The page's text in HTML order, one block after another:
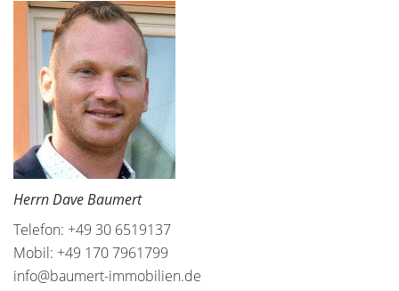
Herrn Dave Baumert
Telefon: +49 30 6519137
Mobil: +49 170 7961799
info@baumert-immobilien.de